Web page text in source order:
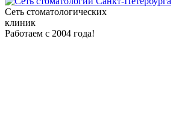
Сеть стоматологических
клиник
Работаем с 2004 года!